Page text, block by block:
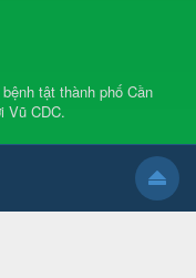
tật thành phố Cần
Vũ CDC.